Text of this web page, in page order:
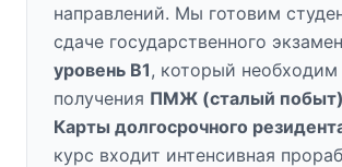
направлений. Мы готовим
сдаче государственного
уровень B1, который необходим
получения ПМЖ (сталый побыт)
Карты долгосрочного
курс входит интенсивная